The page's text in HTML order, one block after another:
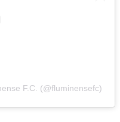
F.C. (@fluminensefc)